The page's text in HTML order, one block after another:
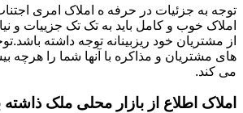
توجه به جزئیات در حرفه ه املاک امری
املاک خوب و کامل باید به تک تک جزییات و
از مشتریان خود ریزبینانه توجه داشته
های مشتریان و مذاکره با آنها شما را هرچه
می کند.
املاک اطلاع از بازار محلی ملک ذاشته